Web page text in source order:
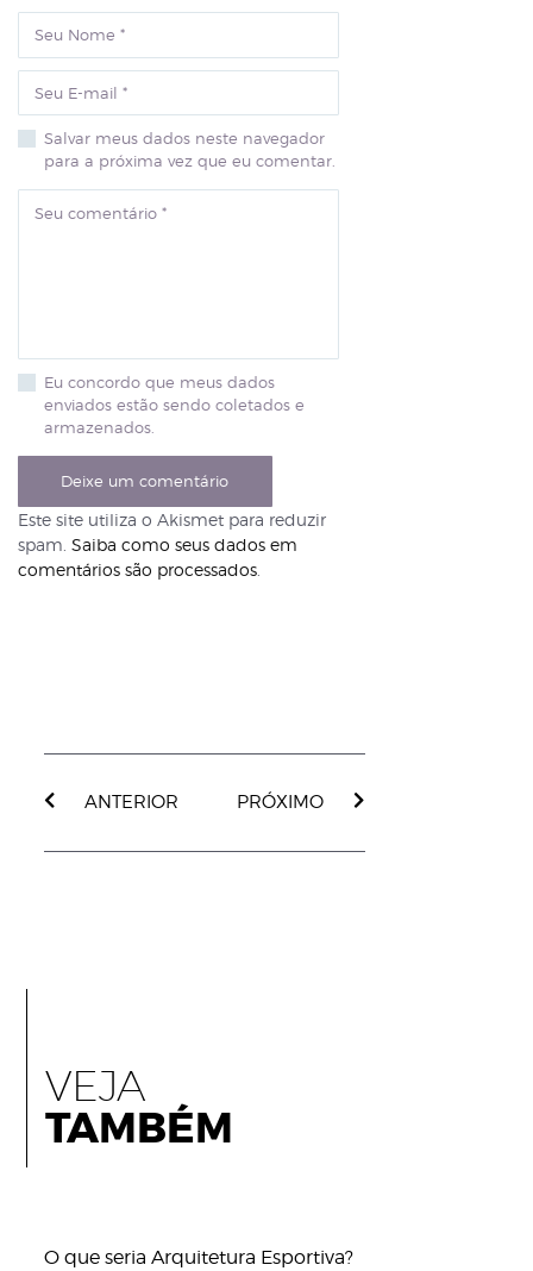
Salvar meus dados neste navegador
para a próxima vez que eu comentar.
Eu concordo que meus dados
enviados estão sendo coletados e
armazenados.
Este site utiliza o Akismet para reduzir
spam. Saiba como seus dados em
comentários são processados
ANTERIOR PRÓXIMO
VEJA
TAMBÉM
O que seria Arquitetura Esportiva?